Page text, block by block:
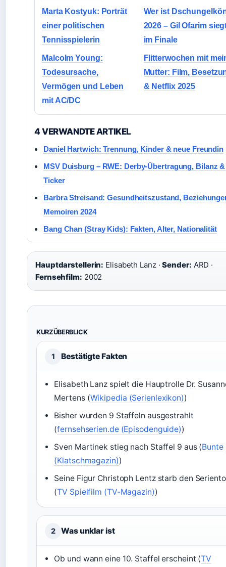
Marta Kostyuk: Porträt
einer politischen
Tennisspielerin
Wer ist
2026 – Gil Ofarim
im Finale
Malcolm Young:
Todesursache,
Vermögen und Leben
mit AC/DC
Flitterwochen mit
Mutter: Film,
& Netflix 2025
4 VERWANDTE ARTIKEL
Daniel Hartwich: Trennung, Kinder & neue Freundin
MSV Duisburg – RWE: Derby-Übertragung, Bilanz
Ticker
Barbra Streisand: Gesundheitszustand,
Memoiren 2024
Bang Chan (Stray Kids): Fakten, Alter, Nationalität
Hauptdarstellerin: Elisabeth Lanz ·Sender: ARD ·
Fernsehfilm: 2002
KURZÜBERBLICK
1 Bestätigte Fakten
Elisabeth Lanz spielt die Hauptrolle Dr.
Mertens (Wikipedia (Serienlexikon))
Bisher wurden 9 Staffeln ausgestrahlt
(fernsehserien.de (Episodenguide))
Sven Martinek stieg nach Staffel 9 aus (Bunte
(Klatschmagazin))
Seine Figur Christoph Lentz starb den
(TV Spielfilm (TV-Magazin))
2 Was unklar ist
Ob und wann eine 10. Staffel erscheint (TV